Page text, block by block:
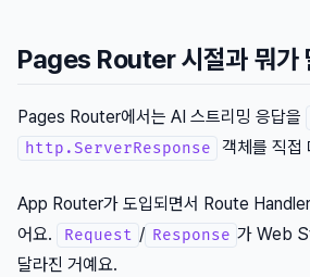
Pages Router 시절과 뭐가
Pages Router에서는 AI 스트리밍 응답을
http.ServerResponse
객체를 직접
App Router가 도입되면서 Route
어요. Request / Response 가 Web
달라진 거예요.